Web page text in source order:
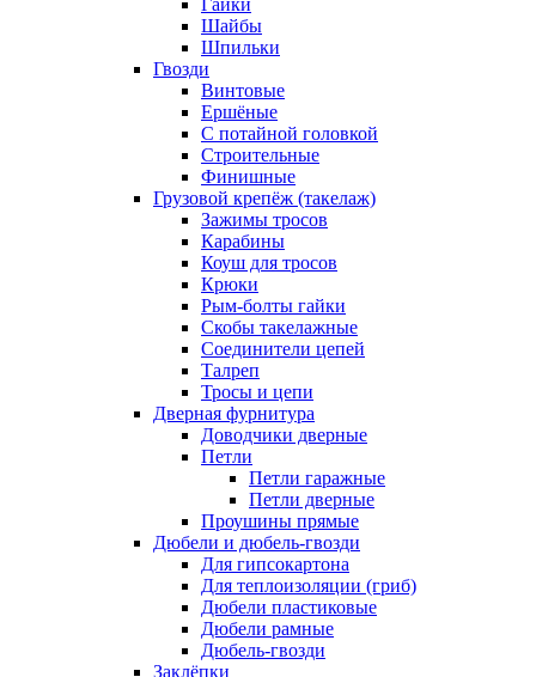
Гайки
Шайбы
Шпильки
Гвозди
Винтовые
Ершёные
С потайной головкой
Строительные
Финишные
Грузовой крепёж (такелаж)
Зажимы тросов
Карабины
Коуш для тросов
Крюки
Рым-болты гайки
Скобы такелажные
Соединители цепей
Талреп
Тросы и цепи
Дверная фурнитура
Доводчики дверные
Петли
Петли гаражные
Петли дверные
Проушины прямые
Дюбели и дюбель-гвозди
Для гипсокартона
Для теплоизоляции (гриб)
Дюбели пластиковые
Дюбели рамные
Дюбель-гвозди
Заклёпки